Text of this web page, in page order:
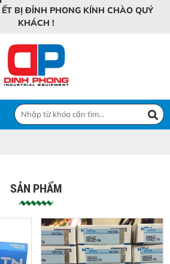
Ế
T
Ị Đ
PHONG KÍNH CHÀO QUÝ
KHÁCH !
SẢN PHẨM